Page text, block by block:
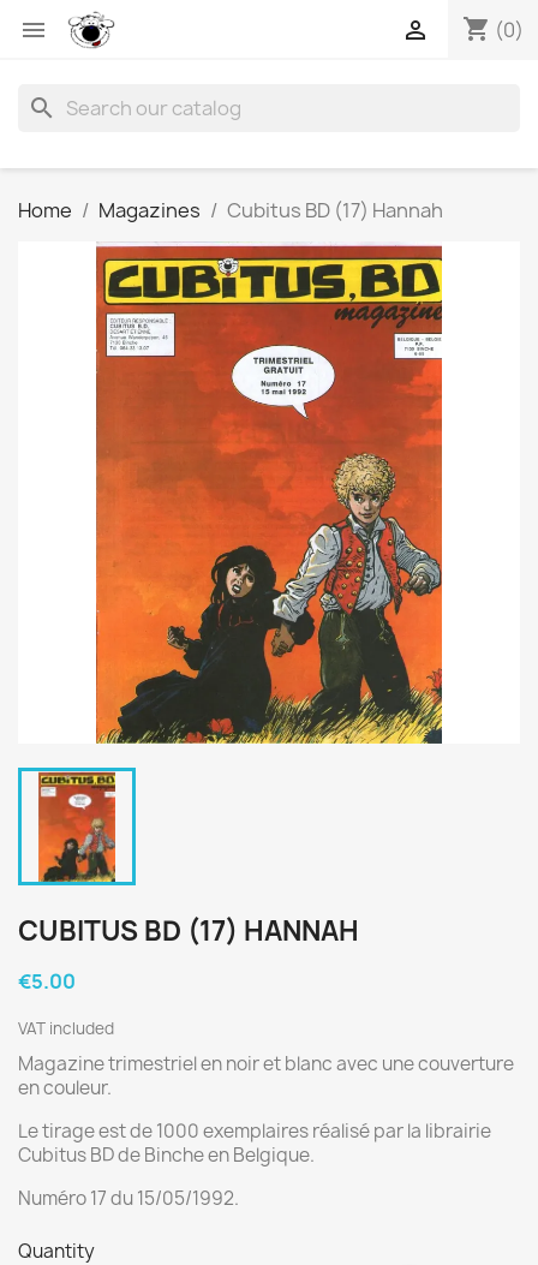
 shopping_cart (0)

search
Home Magazines Cubitus BD (17) Hannah
CUBITUS BD (17) HANNAH
€5.00
VAT included
Magazine trimestriel en noir et blanc avec une couverture
en couleur.
Le tirage est de 1000 exemplaires réalisé par la librairie
Cubitus BD de Binche en Belgique.
Numéro 17 du 15/05/1992.
Quantity